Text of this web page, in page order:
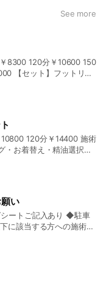
See more
120分￥10600 150
リフ
～30分程かかります。
・お着替え・精油選択・
い
ートご記入あり ◆駐車